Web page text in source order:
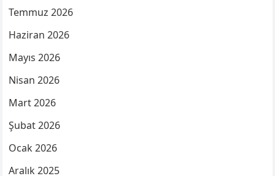
Temmuz 2026
Haziran 2026
Mayıs 2026
Nisan 2026
Mart 2026
Şubat 2026
Ocak 2026
Aralık 2025